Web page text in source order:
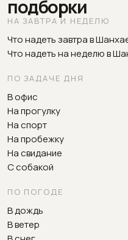
подборки
НА ЗАВТРА И НЕДЕЛЮ
Что надеть завтра в
Что надеть на неделю в
ПО ЗАДАЧЕ ДНЯ
В офис
На прогулку
На спорт
На пробежку
На свидание
С собакой
ПО ПОГОДЕ
В дождь
В ветер